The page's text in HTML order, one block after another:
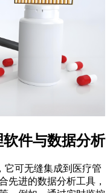
件与数据分析
它可无缝集成到医疗管
先进的数据分析工具，